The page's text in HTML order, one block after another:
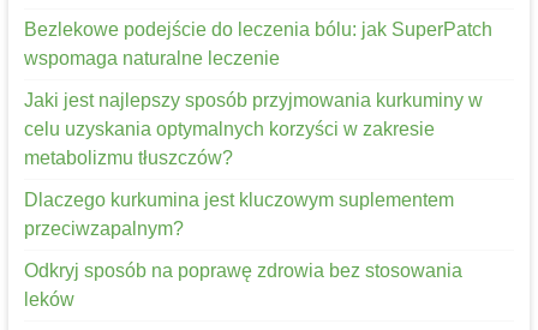
Bezlekowe podejście do leczenia bólu: jak SuperPatch
wspomaga naturalne leczenie
Jaki jest najlepszy sposób przyjmowania kurkuminy w
celu uzyskania optymalnych korzyści w zakresie
metabolizmu tłuszczów?
Dlaczego kurkumina jest kluczowym suplementem
przeciwzapalnym?
Odkryj sposób na poprawę zdrowia bez stosowania
leków